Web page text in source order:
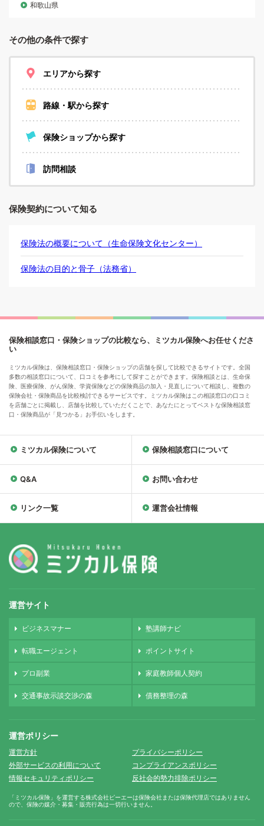
和歌山県
その他の条件で探す
エリアから探す
路線・駅から探す
保険ショップから探す
訪問相談
保険契約について知る
保険法の概要について（生命保険文化センター）
保険法の目的と骨子（法務省）
保険相談窓口・保険ショップの比較なら、ミツカル保険へお任せくださ
い
ミツカル保険は、保険相談窓口・保険ショップの店舗を探して比較できるサイトです。全国
多数の相談窓口について、口コミを参考にして探すことができます。保険相談とは、生命保
険、医療保険、がん保険、学資保険などの保険商品の加入・見直しについて相談し、複数の
保険会社・保険商品を比較検討できるサービスです。ミツカル保険はこの相談窓口の口コミ
を店舗ごとに掲載し、店舗を比較していただくことで、あなたにとってベストな保険相談窓
口・保険商品が「見つかる」お手伝いをします。
ミツカル保険について 保険相談窓口について
Q&A お問い合わせ
リンク一覧 運営会社情報
運営サイト
ビジネスマナー 塾講師ナビ
転職エージェント ポイントサイト
プロ副業 家庭教師個人契約
交通事故示談交渉の森 債務整理の森
運営ポリシー
運営方針
プライバシーポリシー
外部サービスの利用について
コンプライアンスポリシー
情報セキュリティポリシー
反社会的勢力排除ポリシー
「ミツカル保険」を運営する株式会社ピーエーは保険会社または保険代理店ではありません
ので、保険の媒介・募集・販売行為は一切行いません。